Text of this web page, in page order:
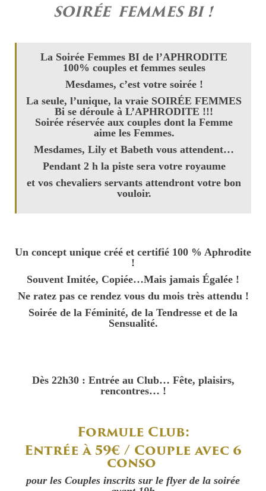
SOIRÉE FEMMES BI !
La Soirée Femmes BI de l’APHRODITE
100% couples et femmes seules
Mesdames, c’est votre soirée !
La seule, l’unique, la vraie SOIRÉE FEMMES
Bi se déroule à L’APHRODITE !!!
Soirée réservée aux couples dont la Femme
aime les Femmes.
Mesdames, Lily et Babeth vous attendent…
Pendant 2 h la piste sera votre royaume
et vos chevaliers servants attendront votre bon
vouloir.
Un concept unique créé et certifié 100 % Aphrodite
!
Souvent Imitée, Copiée…Mais jamais Égalée !
Ne ratez pas ce rendez vous du mois très attendu !
Soirée de la Féminité, de la Tendresse et de la
Sensualité.
Dès 22h30 : Entrée au Club… Fête, plaisirs,
rencontres… !
Formule Club:
Entrée à 59€ / Couple avec 6
conso
pour les Couples inscrits sur le flyer de la soirée